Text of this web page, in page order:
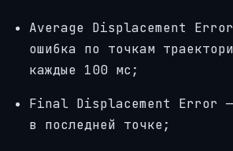
Average Displacement
ошибка по точкам
каждые 100 мс;
Final Displacement Error —
в последней точке;